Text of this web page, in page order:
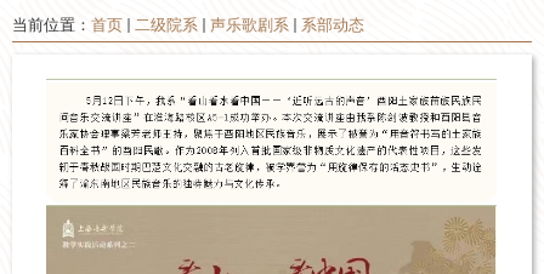
当前位置： 首页 二级院系 声乐歌剧系 系部动态